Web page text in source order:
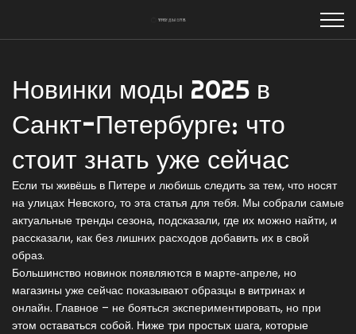
Новинки моды 2025 в
Санкт-Петербурге: что
стоит знать уже сейчас
Если ты живёшь в Питере и любишь следить за тем, что носят
на улицах Невского, то эта статья для тебя. Мы собрали самые
актуальные тренды сезона, подсказали, где их можно найти, и
рассказали, как без лишних расходов добавить их в свой
образ.
Большинство новинок появляются в марте‑апреле, но
магазины уже сейчас показывают образцы в витринах и
онлайн. Главное – не бояться экспериментировать, но при
этом оставаться собой. Ниже три простых шага, которые